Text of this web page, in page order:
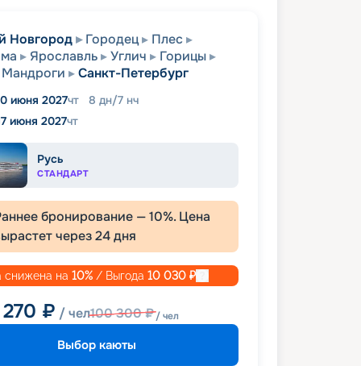
Новгород Городец
Плес
Ярославль Углич
Горицы
Мандроги Санкт-Петербург
июня 2027чт 8 дн/7 нч
июня 2027чт
Русь
СТАНДАРТ
бронирование —10%. Цена
через24дня
снижена на 10% / Выгода 10 030 ₽
₽ / чел100 300₽/ чел
Выбор каюты